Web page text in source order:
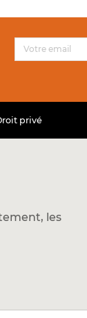
privé
les